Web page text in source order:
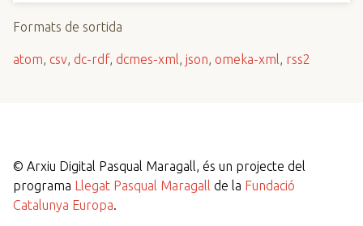
Formats de sortida
atom, csv, dc-rdf, dcmes-xml, json, omeka-xml, rss2
© Arxiu Digital Pasqual Maragall, és un projecte del
programa Llegat Pasqual Maragall de la Fundació
Catalunya Europa.